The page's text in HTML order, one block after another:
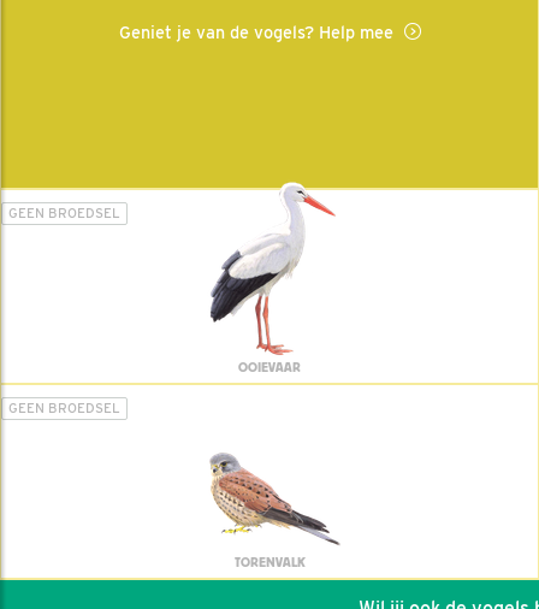
Geniet je van de vogels? Help mee
GEEN BROEDSEL
OOIEVAAR
GEEN BROEDSEL
TORENVALK